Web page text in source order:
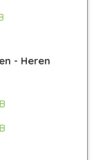
- Heren